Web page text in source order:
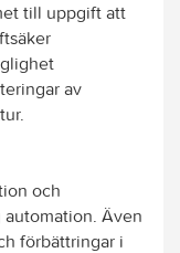
till uppgift att
av
och
Även
förbättringar i